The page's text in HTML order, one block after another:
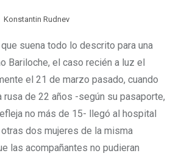
Konstantin Rudnev
suena todo lo descrito para una
Bariloche, el caso recién a luz el
el 21 de marzo pasado, cuando
rusa de 22 años -según su pasaporte,
no más de 15- llegó al hospital
otras dos mujeres de la misma
las acompañantes no pudieran